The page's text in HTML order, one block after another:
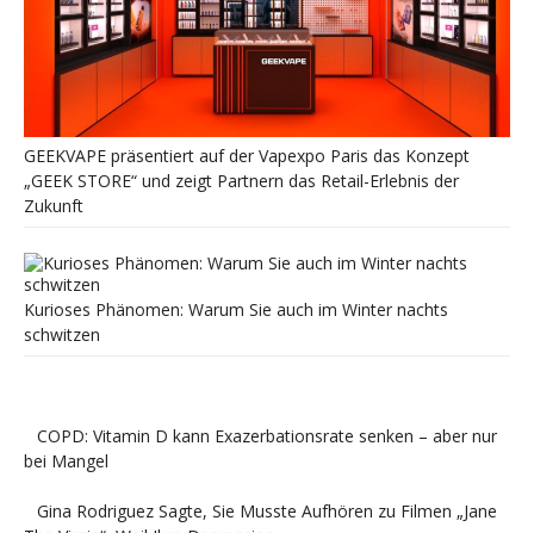
GEEKVAPE präsentiert auf der Vapexpo Paris das Konzept
„GEEK STORE“ und zeigt Partnern das Retail-Erlebnis der
Zukunft
Kurioses Phänomen: Warum Sie auch im Winter nachts
schwitzen
COPD: Vitamin D kann Exazerbationsrate senken – aber nur
bei Mangel
Gina Rodriguez Sagte, Sie Musste Aufhören zu Filmen „Jane